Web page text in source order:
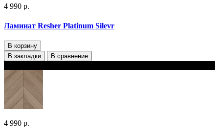
4 990 р.
Ламинат Resher Platinum Silevr
В корзину
В закладки
В сравнение
4 990 р.